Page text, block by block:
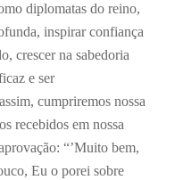
diplomatas do reino,
inspirar confiança
crescer na sabedoria
e ser
cumpriremos nossa
recebidos em nossa
“’Muito bem,
Eu o porei sobre